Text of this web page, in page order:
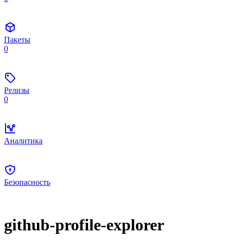
Пакеты
0
Релизы
0
Аналитика
Безопасность
github-profile-explorer